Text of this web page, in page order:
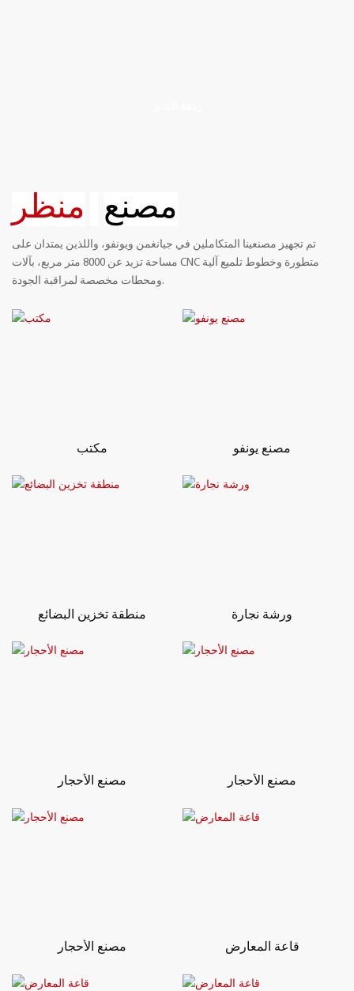
مصنع منظر
تم تجهيز مصنعينا المتكاملين في جيانغمن ويونفو، واللذين يمتدان على
مساحة تزيد عن 8000 متر مربع، بآلات CNC متطورة وخطوط تلميع آلية
ومحطات مخصصة لمراقبة الجودة.
مكتب مصنع يونفو
منطقة تخزين البضائع ورشة نجارة
مصنع الأحجار مصنع الأحجار
مصنع الأحجار قاعة المعارض